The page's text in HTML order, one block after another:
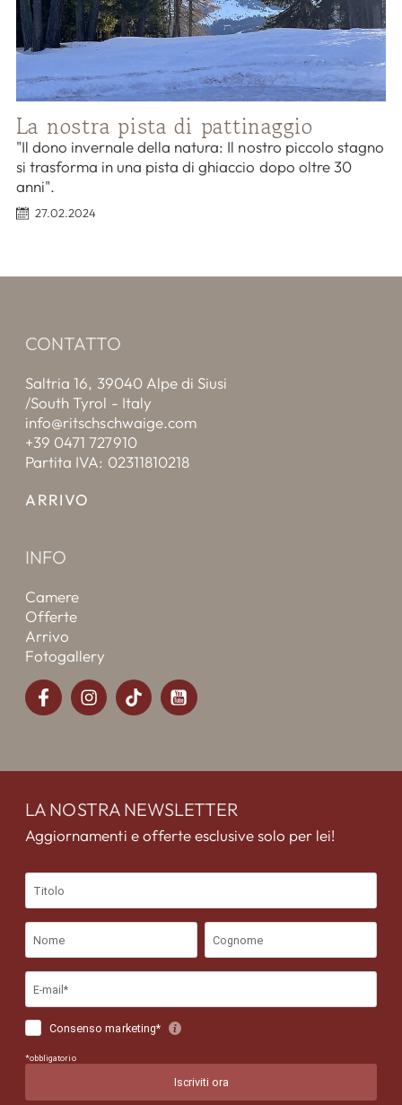
La nostra pista di pattinaggio
"Il dono invernale della natura: Il nostro piccolo stagno
si trasforma in una pista di ghiaccio dopo oltre 30
anni".
27.02.2024
CONTATTO
Saltria 16, 39040 Alpe di Siusi
/South Tyrol - Italy
info@ritschschwaige.com
+39 0471 727910
Partita IVA: 02311810218
ARRIVO
INFO
Camere
Offerte
Arrivo
Fotogallery
LA NOSTRA NEWSLETTER
Aggiornamenti e offerte esclusive solo per lei!